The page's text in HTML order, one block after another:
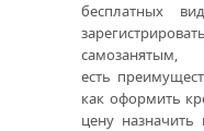
бесплатных
есть
как оформить
цену назначить